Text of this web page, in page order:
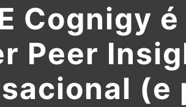
Cognigy
Peer
(e